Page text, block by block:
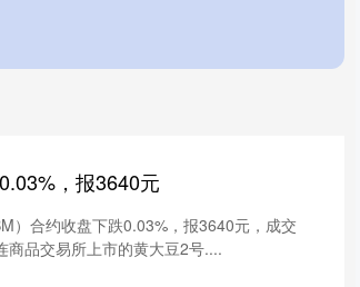
，报3640元
）合约收盘下跌0.03%，报3640元，成交
品交易所上市的黄大豆2号....